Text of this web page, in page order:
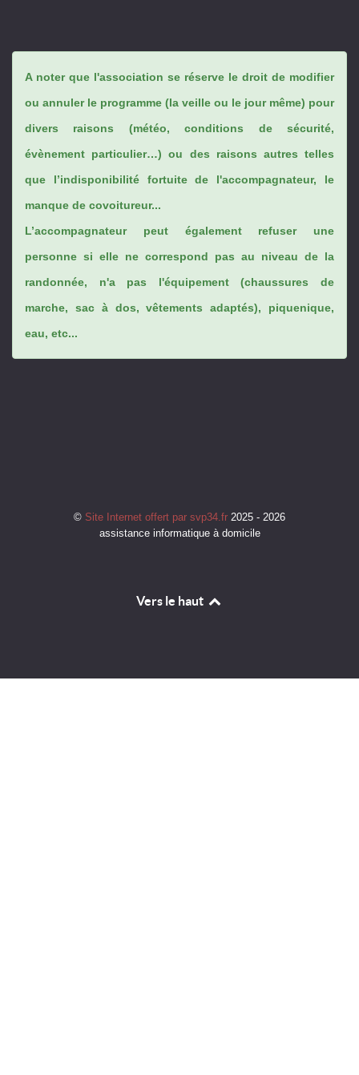
A noter que l'association se réserve le droit de modifier
ou annuler le programme (la veille ou le jour même) pour
divers raisons (météo, conditions de sécurité,
évènement particulier…) ou des raisons autres telles
que l’indisponibilité fortuite de l'accompagnateur, le
manque de covoitureur...
L’accompagnateur peut également refuser une
personne si elle ne correspond pas au niveau de la
randonnée, n'a pas l'équipement (chaussures de
marche, sac à dos, vêtements adaptés), piquenique,
eau, etc...
© Site Internet offert par svp34.fr 2025 - 2026
assistance informatique à domicile
Vers le haut